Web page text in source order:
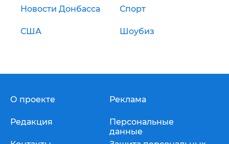
Новости Донбасса Спорт
США Шоубиз
О проекте
Редакция
Реклама
Персональные
данные